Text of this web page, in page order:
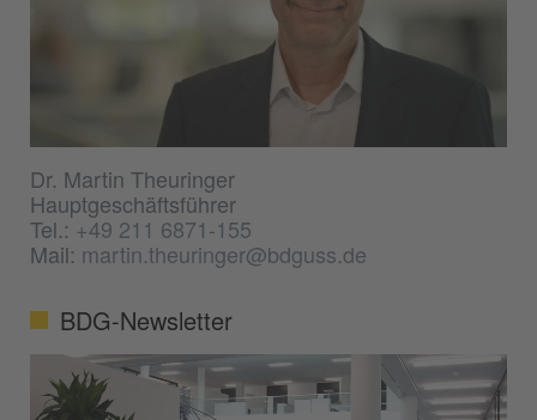
Dr. Martin Theuringer
Hauptgeschäftsführer
Tel.:+49 211 6871-155
Mail: martin.theuringer@bdguss.de
BDG-Newsletter